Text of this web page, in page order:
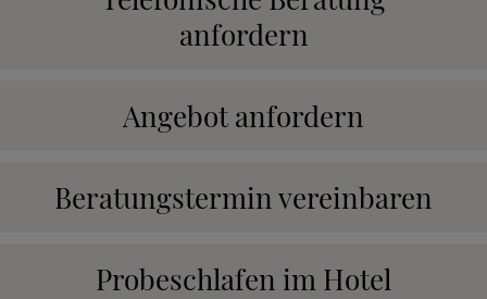
anfordern
Angebot anfordern
Beratungstermin vereinbaren
Probeschlafen im Hotel